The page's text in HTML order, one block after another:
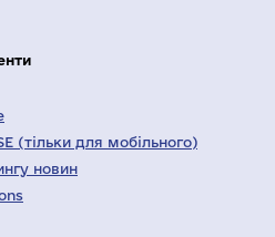
(тільки для мобільного)
новин